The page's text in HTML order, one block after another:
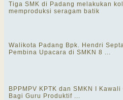
Tiga SMK di Padang melakukan
memproduksi seragam batik
Walikota Padang Bpk. Hendri
Pembina Upacara di SMKN 8 ...
BPPMPV KPTK dan SMKN I
Bagi Guru Produktif ...